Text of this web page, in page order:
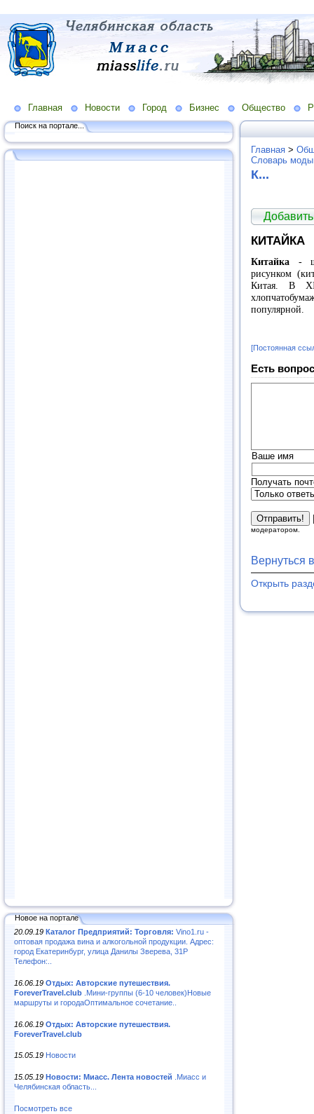
Главная Новости Город Бизнес Общество
Поиск на портале...
Новое на портале
20.09.19 Каталог Предприятий: Торговля: Vino1.ru -
оптовая продажа вина и алкогольной продукции. Адрес:
город Екатеринбург, улица Данилы Зверева, 31Р
Телефон:..
16.06.19 Отдых: Авторские путешествия.
ForeverTravel.club .Мини-группы (6-10 человек)Новые
маршруты и городаОптимальное сочетание..
16.06.19 Отдых: Авторские путешествия.
ForeverTravel.club
15.05.19 Новости
15.05.19 Новости: Миасс. Лента новостей .Миасс и
Челябинская область...
Посмотреть все
Главная >
Словарь
К...
КИТАЙКА
Китайка -
рисунком
Китая. В
популярной.
[Постоянная
Есть
Ваше имя
Получать
модератором.
Вернуться
Открыть